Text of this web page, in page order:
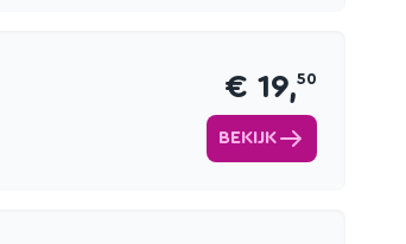
€ 19,50
BEKIJK